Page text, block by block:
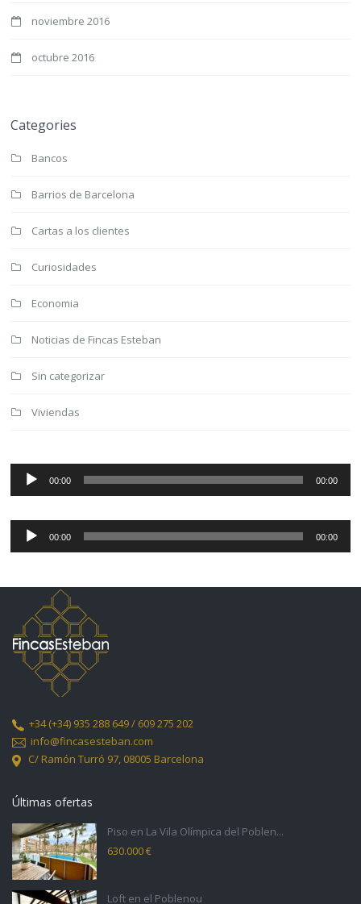
noviembre 2016
octubre 2016
Categories
Bancos
Barrios de Barcelona
Cartas a los clientes
Curiosidades
Economia
Noticias de Fincas Esteban
Sin categorizar
Viviendas
Reproductor
00:00 00:00
Reproductor
00:00 00:00
+34(+34) 935 288 649 / 609 275 202
info@fincasesteban.com
C/ Ramón Turró 97, 08005 Barcelona
Últimas ofertas
Piso en La Vila Olímpica del Poblen...
630.000 €
Loft en el Poblenou